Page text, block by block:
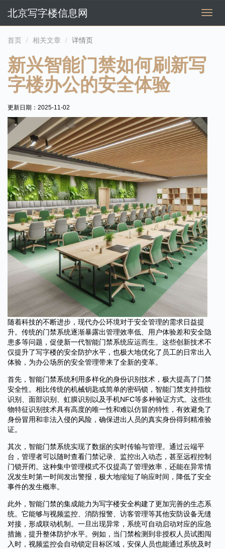
切
北京写字楼信息网
首页 相关文章 详情页
新兴智能门禁如何刷新写
字楼办公的安全体验
更新日期： 2025-11-02
随着科技的不断进步，现代办公环境对于安全管理的需求日益提
升。传统的门禁系统逐渐暴露出管理效率低、用户体验差和安全隐
患多等问题，促使新一代智能门禁系统应运而生。这些创新技术不
仅提升了写字楼的安全防护水平，也极大地优化了员工的日常出入
体验，为办公场所的安全管理带来了全新的变革。
首先，智能门禁系统利用多样化的身份识别技术，极大提高了门禁
安全性。相比传统的机械钥匙或简单的密码锁，智能门禁支持指纹
识别、面部识别、虹膜识别以及手机NFC等多种验证方式。这些生
物特征识别技术具有高度的唯一性和难以仿冒的特性，有效避免了
身份冒用和非法入侵的风险，确保进出人员的真实身份得到精准验
证。
其次，智能门禁系统实现了数据的实时传输与管理。通过云端平
台，管理者可以随时查看门禁记录、监控出入动态，甚至远程控制
门锁开闭。这种集中管理模式不仅提高了管理效率，还能在异常情
况发生时第一时间发出警报，极大地缩短了响应时间，降低了安全
事件的发生概率。
此外，智能门禁的集成能力为写字楼安全构建了更加完善的生态系
统。它能够与视频监控、消防报警、访客管理等其他安防设备无缝
对接，形成联动机制。一旦出现异常，系统可自动启动对应的应急
措施，提升整体防护水平。例如，当门禁检测到非授权人员试图闯
入时，视频监控会自动锁定目标区域，安保人员也能通过系统及时